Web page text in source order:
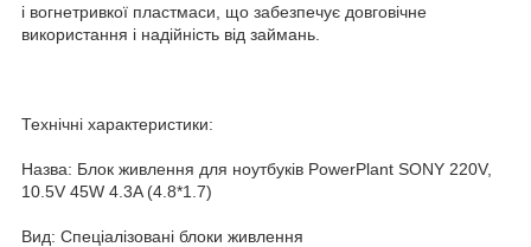
і вогнетривкої пластмаси, що забезпечує довговічне
використання і надійність від займань.
Технічні характеристики:
Назва: Блок живлення для ноутбуків PowerPlant SONY 220V,
10.5V 45W 4.3A (4.8*1.7)
Вид: Спеціалізовані блоки живлення